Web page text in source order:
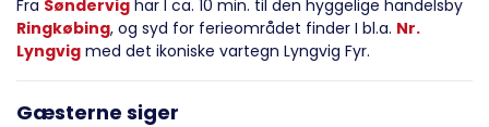
Fra Søndervig har I ca. 10 min. til den hyggelige handelsby
Ringkøbing, og syd for ferieområdet finder I bl.a. Nr.
Lyngvig med det ikoniske vartegn Lyngvig Fyr.
Gæsterne siger